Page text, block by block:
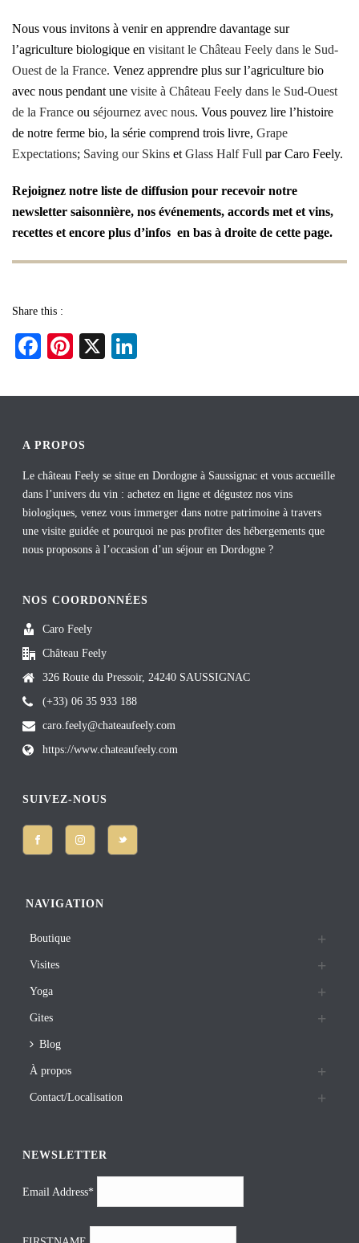
Nous vous invitons à venir en apprendre davantage sur
l’agriculture biologique en visitant le Château Feely dans le Sud-
Ouest de la France. Venez apprendre plus sur l’agriculture bio
avec nous pendant une visite à Château Feely dans le Sud-Ouest
de la France ou séjournez avec nous. Vous pouvez lire l’histoire
de notre ferme bio, la série comprend trois livre, Grape
Expectations; Saving our Skins et Glass Half Full par Caro Feely.
Rejoignez notre liste de diffusion pour recevoir notre
newsletter saisonnière, nos événements, accords met et vins,
recettes et encore plus d’infos en bas à droite de cette page.
Share this :
Fa
bo
Pi
er
t
X
ed
A PROPOS
Le château Feely se situe en Dordogne à Saussignac et vous accueille
dans l’univers du vin : achetez en ligne et dégustez nos vins
biologiques, venez vous immerger dans notre patrimoine à travers
une visite guidée et pourquoi ne pas profiter des hébergements que
nous proposons à l’occasion d’un séjour en Dordogne ?
NOS COORDONNÉES
Caro Feely
Château Feely
326 Route du Pressoir, 24240 SAUSSIGNAC
(+33) 06 35 933 188
caro.feely@chateaufeely.com
https://www.chateaufeely.com
SUIVEZ-NOUS
NAVIGATION
Boutique
Visites
Yoga
Gites
Blog
À propos
Contact/Localisation
NEWSLETTER
Email Address*